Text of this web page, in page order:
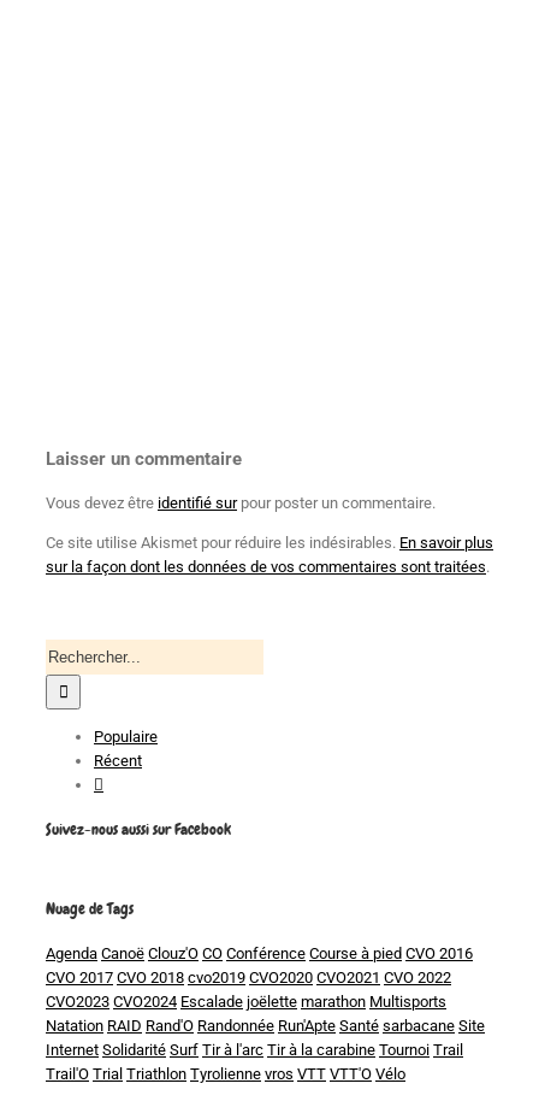
Laisser un commentaire
Vous devez être identifié surpour poster un commentaire.
Ce site utilise Akismet pour réduire les indésirables. En savoir plus
sur la façon dont les données de vos commentaires sont traitées.
Recherche
pour
Populaire
Récent
Suivez-nous aussi sur Facebook
Nuage de Tags
Agenda Canoë Clouz'O CO Conférence Course à pied CVO 2016
CVO 2017 CVO 2018 cvo2019 CVO2020 CVO2021 CVO 2022
CVO2023 CVO2024 Escalade joëlette marathon Multisports
Natation RAID Rand'O Randonnée Run'Apte Santé sarbacane Site
Internet Solidarité Surf Tir à l'arc Tir à la carabine Tournoi Trail
Trail'O Trial Triathlon Tyrolienne vros VTT VTT'O Vélo